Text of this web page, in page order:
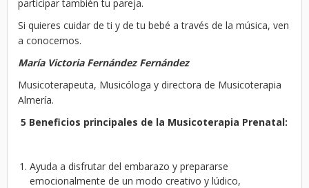
participar también tu pareja.
Si quieres cuidar de ti y de tu bebé a través de la música, ven
a conocernos.
María Victoria Fernández Fernández
Musicoterapeuta, Musicóloga y directora de Musicoterapia
Almería.
5 Beneficios principales de la Musicoterapia Prenatal:
Ayuda a disfrutar del embarazo y prepararse
emocionalmente de un modo creativo y lúdico,